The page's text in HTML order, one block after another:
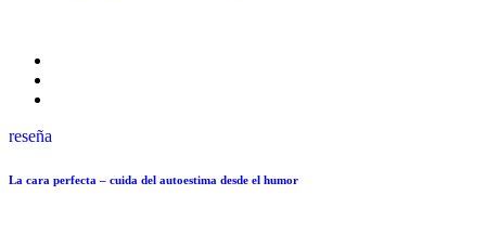
reseña
La cara perfecta – cuida del autoestima desde el humor